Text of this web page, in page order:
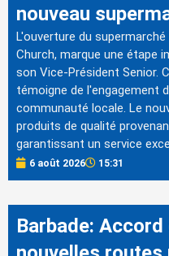
nouveau
L'ouverture du
Church, marque une étape
son Vice-Président Senior.
témoigne de l'engagement
communauté locale. Le
produits de qualité
garantissant un service
6 août 2026 15:31
Barbade: